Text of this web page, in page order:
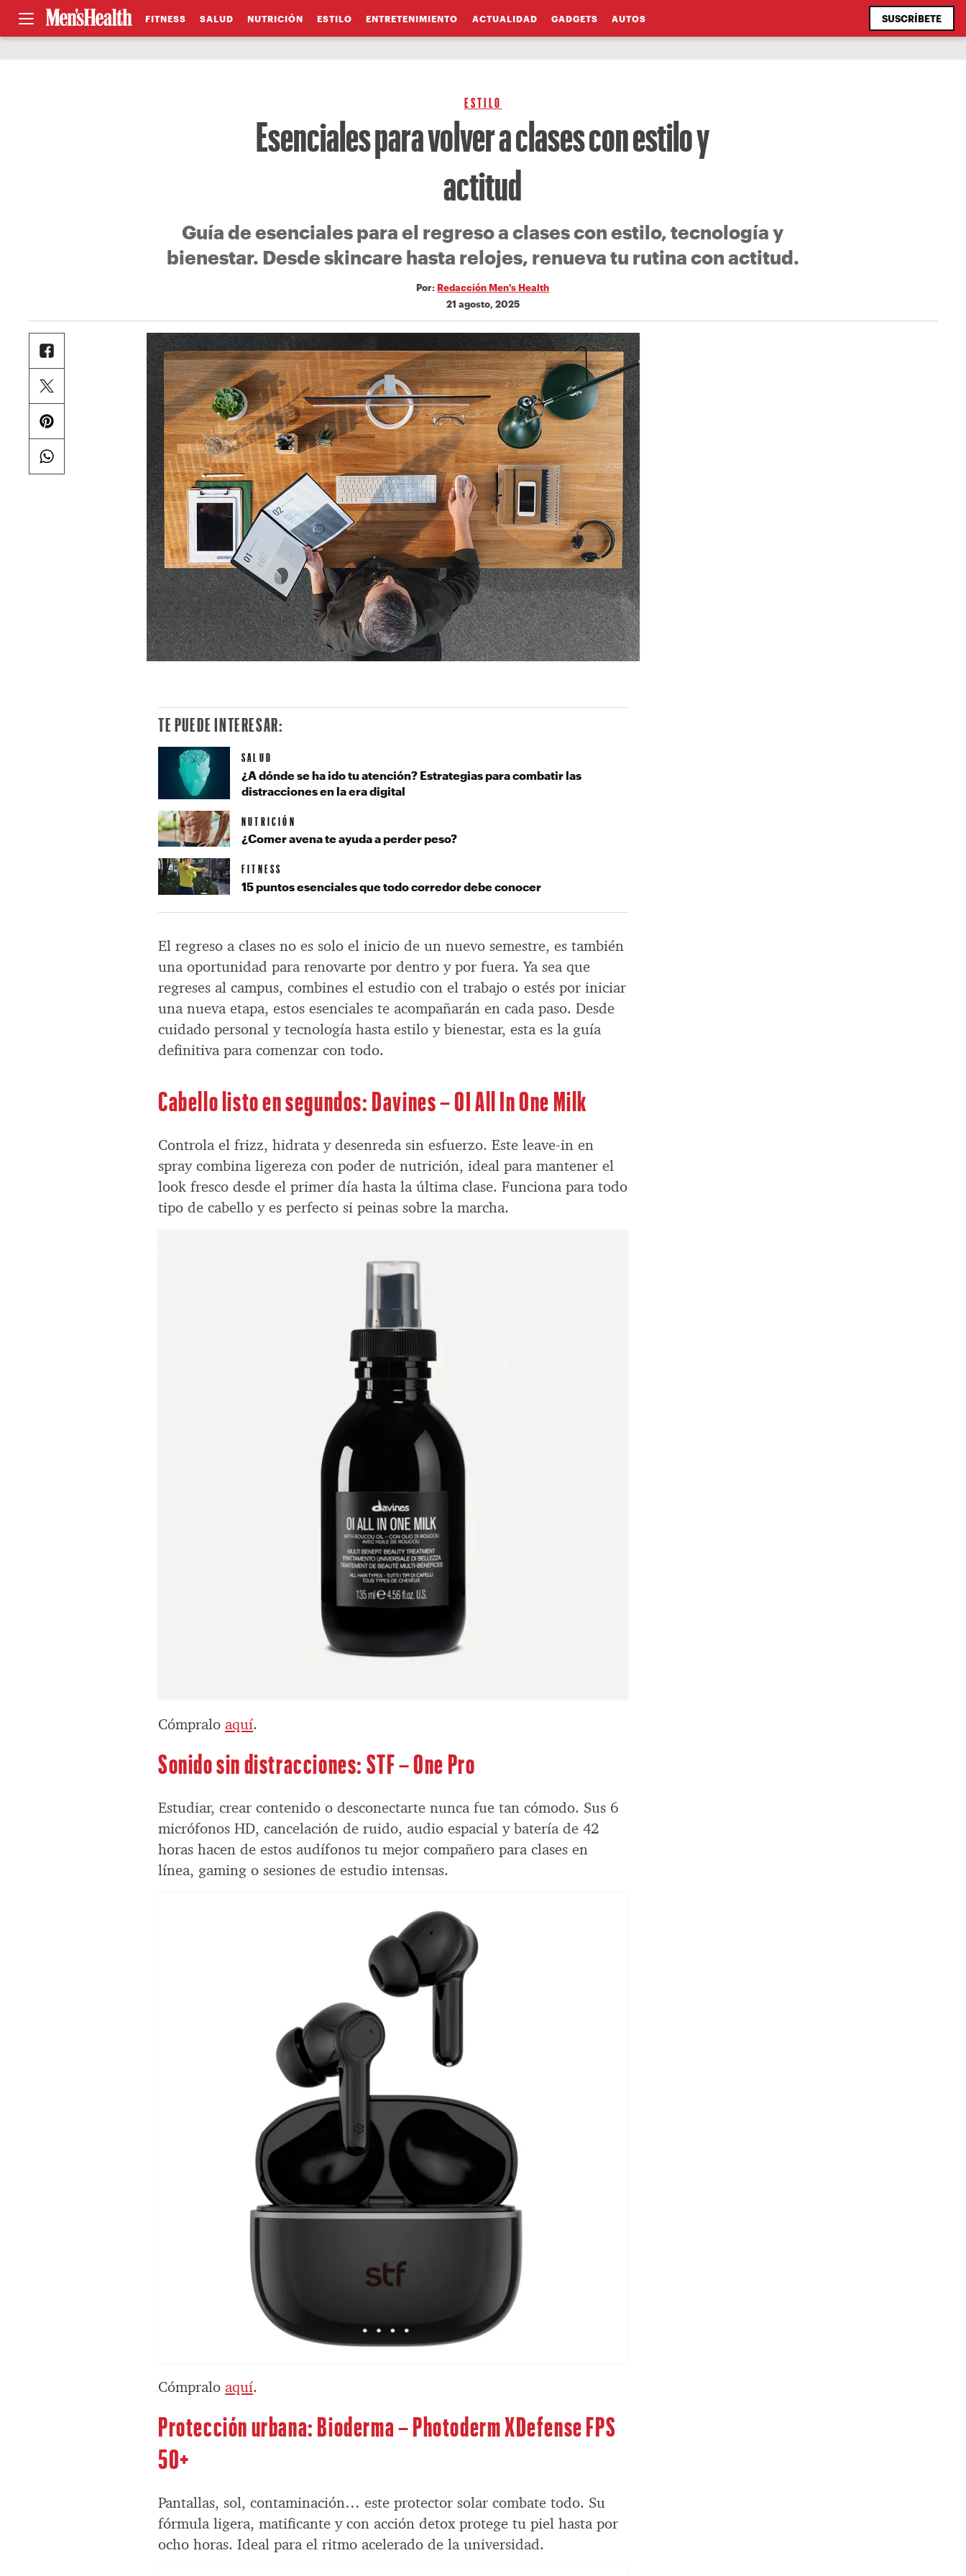
FITNESS SALUD NUTRICIÓN ESTILO ENTRETENIMIENTO ACTUALIDAD GADGETS AUTOS SUSCRÍBETE
ESTILO
Esenciales para volver a clases con estilo y
actitud
Guía de esenciales para el regreso a clases con estilo, tecnología y
bienestar. Desde skincare hasta relojes, renueva tu rutina con actitud.
Por:Redacción Men's Health
21 agosto, 2025
El regreso a clases no es solo el inicio de un nuevo semestre, es también
una oportunidad para renovarte por dentro y por fuera. Ya sea que
regreses al campus, combines el estudio con el trabajo o estés por iniciar
una nueva etapa, estos esenciales te acompañarán en cada paso. Desde
cuidado personal y tecnología hasta estilo y bienestar, esta es la guía
definitiva para comenzar con todo.
Cabello listo en segundos: Davines – OI All In One Milk
Controla el frizz, hidrata y desenreda sin esfuerzo. Este leave-in en
spray combina ligereza con poder de nutrición, ideal para mantener el
look fresco desde el primer día hasta la última clase. Funciona para todo
tipo de cabello y es perfecto si peinas sobre la marcha.
Cómpraloaquí.
Sonido sin distracciones: STF – One Pro
Estudiar, crear contenido o desconectarte nunca fue tan cómodo. Sus 6
micrófonos HD, cancelación de ruido, audio espacial y batería de 42
horas hacen de estos audífonos tu mejor compañero para clases en
línea, gaming o sesiones de estudio intensas.
Cómpraloaquí.
Protección urbana: Bioderma – Photoderm XDefense FPS
50+
Pantallas, sol, contaminación… este protector solar combate todo. Su
fórmula ligera, matificante y con acción detox protege tu piel hasta por
ocho horas. Ideal para el ritmo acelerado de la universidad.
TE PUEDE INTERESAR:
SALUD
¿A dónde se ha ido tu atención? Estrategias para combatir las
distracciones en la era digital
NUTRICIÓN
¿Comer avena te ayuda a perder peso?
FITNESS
15 puntos esenciales que todo corredor debe conocer